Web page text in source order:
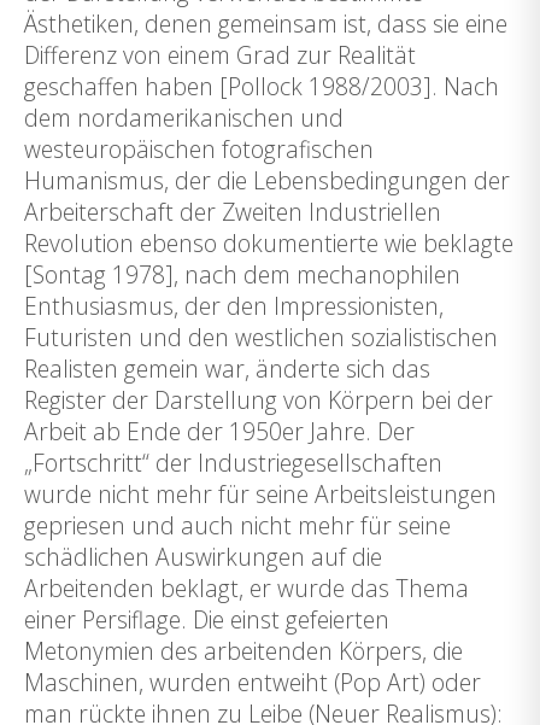
Ästhetiken, denen gemeinsam ist, dass sie eine
Differenz von einem Grad zur Realität
geschaffen haben [Pollock 1988/2003]. Nach
dem nordamerikanischen und
westeuropäischen fotografischen
Humanismus, der die Lebensbedingungen der
Arbeiterschaft der Zweiten Industriellen
Revolution ebenso dokumentierte wie beklagte
[Sontag 1978], nach dem mechanophilen
Enthusiasmus, der den Impressionisten,
Futuristen und den westlichen sozialistischen
Realisten gemein war, änderte sich das
Register der Darstellung von Körpern bei der
Arbeit ab Ende der 1950er Jahre. Der
„Fortschritt“ der Industriegesellschaften
wurde nicht mehr für seine Arbeitsleistungen
gepriesen und auch nicht mehr für seine
schädlichen Auswirkungen auf die
Arbeitenden beklagt, er wurde das Thema
einer Persiflage. Die einst gefeierten
Metonymien des arbeitenden Körpers, die
Maschinen, wurden entweiht (Pop Art) oder
man rückte ihnen zu Leibe (Neuer Realismus):